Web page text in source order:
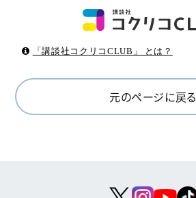
「講談社コクリコCLUB」 とは？
元のページに戻る